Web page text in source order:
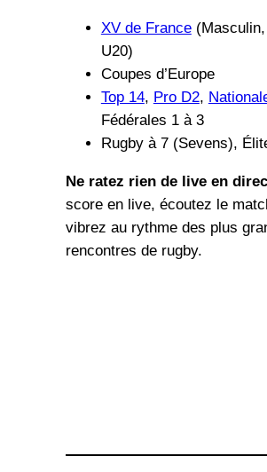
XV de France(Masculin,
U20)
Coupes d’Europe
Top 14, Pro D2,
Fédérales 1 à 3
Rugby à 7 (Sevens),
Ne ratez rien de live en
score en live, écoutez le
vibrez au rythme des plus
rencontres de rugby.